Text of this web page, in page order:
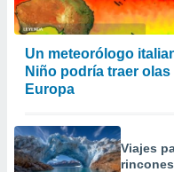
crear un
uso de
medir el
de la
el
Un meteorólogo
Niño podría traer
Europa
Viajes